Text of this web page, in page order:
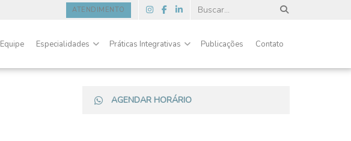
ATENDIMENTO
Equipe Especialidades Práticas Integrativas Publicações Contato
AGENDAR HORÁRIO